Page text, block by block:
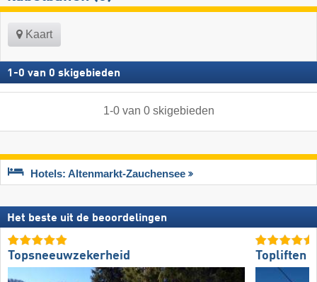
Kaart
1 -0 van 0 skigebieden
1-0van 0 skigebieden
Hotels: Altenmarkt-Zauchensee
Het beste uit de beoordelingen
Topsneeuwzekerheid Topliften